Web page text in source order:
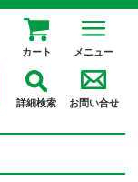
カート メニュー
詳細検索 お問い合せ